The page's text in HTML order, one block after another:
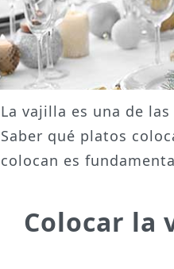
La vajilla es una de
Saber qué platos
colocan es
Colocar la